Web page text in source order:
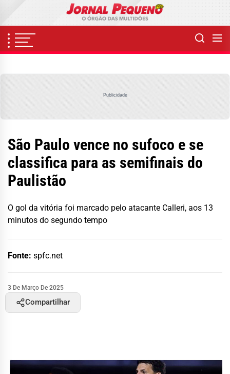
content
Publicidade
São Paulo vence no sufoco e se
classifica para as semifinais do
Paulistão
O gol da vitória foi marcado pelo atacante Calleri, aos 13
minutos do segundo tempo
Fonte: spfc.net
3 De Março De 2025
Compartilhar